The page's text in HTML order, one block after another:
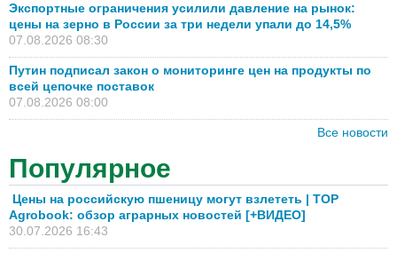
Экспортные ограничения усилили давление на рынок:
цены на зерно в России за три недели упали до 14,5%
07.08.2026 08:30
Путин подписал закон о мониторинге цен на продукты по
всей цепочке поставок
07.08.2026 08:00
Все новости
Популярное
Цены на российскую пшеницу могут взлететь | TOP
Agrobook: обзор аграрных новостей [+ВИДЕО]
30.07.2026 16:43